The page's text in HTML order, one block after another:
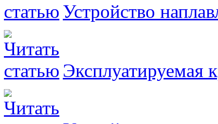
Устройство
Эксплуатируемая